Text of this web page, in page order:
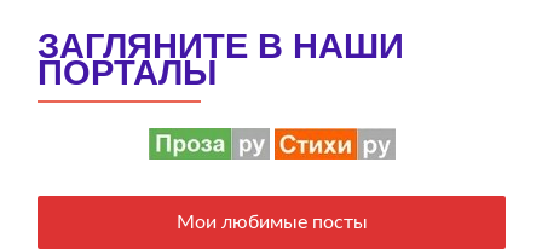
ЗАГЛЯНИТЕ В НАШИ
ПОРТАЛЫ
Мои любимые посты